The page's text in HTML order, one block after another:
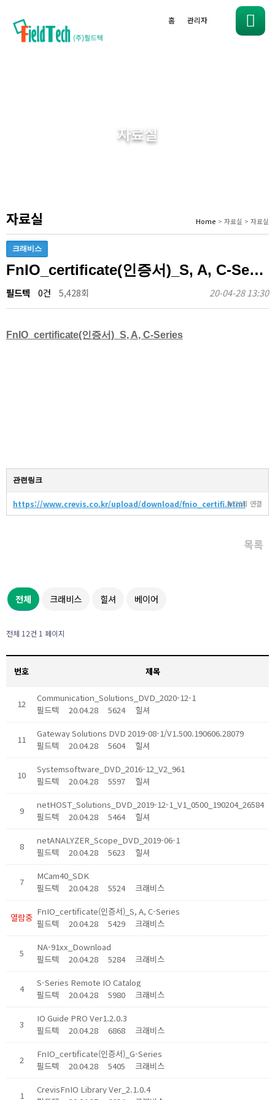
관리자
홈
자료실
자료실 Home > 자료실 > 자료실
크래비스
FnIO_certificate(인증서)_S, A, C-Series
필드텍 0건 5,428회 20-04-28 13:30
FnIO_certificate(인증서)_S, A, C-Series
관련링크
https://www.crevis.co.kr/upload/download/fnio_certifi.html4070회 연결
목록
전체 크래비스 힐셔 베이어
전체 12건 1 페이지
번호 제목
12
Communication_Solutions_DVD_2020-12-1
필드텍
20.04.28 5624 힐셔
11
Gateway Solutions DVD 2019-08-1/V1.500.190606.28079
필드텍
20.04.28 5604 힐셔
10
Systemsoftware_DVD_2016-12_V2_961
필드텍
20.04.28 5597 힐셔
9
netHOST_Solutions_DVD_2019-12-1_V1_0500_190204_26584
필드텍
20.04.28 5464 힐셔
8
netANALYZER_Scope_DVD_2019-06-1
필드텍
20.04.28 5623 힐셔
7
MCam40_SDK
필드텍
20.04.28 5524 크래비스
열람중
FnIO_certificate(인증서)_S, A, C-Series
필드텍
20.04.28 5429 크래비스
5
NA-91xx_Download
필드텍
20.04.28 5284 크래비스
4
S-Series Remote IO Catalog
필드텍
20.04.28 5980 크래비스
3
IO Guide PRO Ver1.2.0.3
필드텍
20.04.28 6868 크래비스
2
FnIO_certificate(인증서)_G-Series
필드텍
20.04.28 5405 크래비스
1
CrevisFnIO Library Ver_2.1.0.4